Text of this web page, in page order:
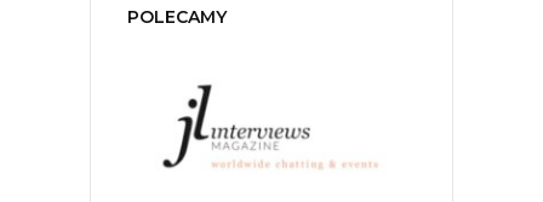
POLECAMY